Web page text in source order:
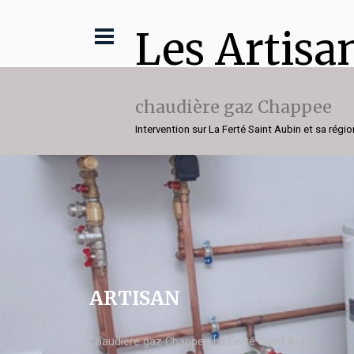
Les
chaudière gaz Chappee
Intervention sur La Ferté Saint Aubin et sa
ARTISAN
chaudière gaz Chappee La Ferté Saint Aubin